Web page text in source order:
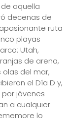
aquella
decenas de
ruta
playas
Utah,
de arena,
del mar,
el Día D y,
jóvenes
a cualquier
lo